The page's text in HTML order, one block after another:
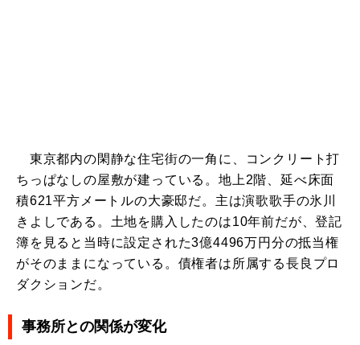
東京都内の閑静な住宅街の一角に、コンクリート打
ちっぱなしの屋敷が建っている。地上2階、延べ床面
積621平方メートルの大豪邸だ。主は演歌歌手の氷川
きよしである。土地を購入したのは10年前だが、登記
簿を見ると当時に設定された3億4496万円分の抵当権
がそのままになっている。債権者は所属する長良プロ
ダクションだ。
事務所との関係が変化